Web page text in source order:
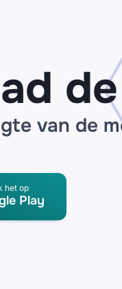
van
24
de
van de
het op
Play